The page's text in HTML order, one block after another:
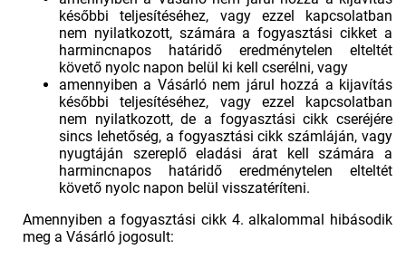
későbbi teljesítéséhez, vagy ezzel kapcsolatban
nem nyilatkozott, számára a fogyasztási cikket a
harmincnapos határidő eredménytelen elteltét
követő nyolc napon belül ki kell cserélni, vagy
amennyiben a Vásárló nem járul hozzá a kijavítás
későbbi teljesítéséhez, vagy ezzel kapcsolatban
nem nyilatkozott, de a fogyasztási cikk cseréjére
sincs lehetőség, a fogyasztási cikk számláján, vagy
nyugtáján szereplő eladási árat kell számára a
harmincnapos határidő eredménytelen elteltét
követő nyolc napon belül visszatéríteni.
Amennyiben a fogyasztási cikk 4. alkalommal hibásodik
meg a Vásárló jogosult: